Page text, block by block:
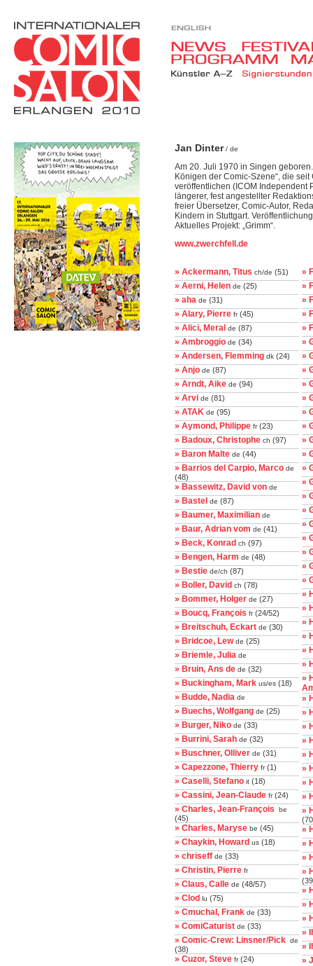
Jan Dinter/ de
Am 20. Juli 1970 in Singen
Königen der Comic-Szene“, die
veröffentlichen (ICOM Independent
längerer, fest angestellter
freier Übersetzer, Comic-Autor,
Kindern in Stuttgart.
Aktuelles Projekt: „Grimm“.
www.zwerchfell.de
» Ackermann, Titus ch/de (51)
» Aerni, Helen de (25)
» aha de (31)
» Alary, Pierre fr(45)
» Alici, Meral de (87)
» Ambroggio de (34)
» Andersen, Flemming dk (24)
» Anjo de (87)
» Arndt, Aike de (94)
» Arvi de (81)
» ATAK de (95)
» Aymond, Philippe fr(23)
» Badoux, Christophe ch (97)
» Baron Malte de (44)
» Barrios del Carpio, Marco de
(48)
» Bassewitz, David von de
» Bastel de (87)
» Baumer, Maximilian de
» Baur, Adrian vom de (41)
» Beck, Konrad ch (97)
» Bengen, Harm de (48)
» Bestie de/ch (87)
» Boller, David ch (78)
» Bommer, Holger de (27)
» Boucq, François fr(24/52)
» Breitschuh, Eckart de (30)
» Bridcoe, Lewde (25)
» Briemle, Julia de
» Bruin, Ans de de (32)
» Buckingham, Mark us/es (18)
» Budde, Nadia de
» Buechs, Wolfgang de (25)
» Burger, Niko de (33)
» Burrini, Sarah de (32)
» Buschner, Olliver de (31)
» Capezzone, Thierry fr(1)
» Caselli, Stefano it (18)
» Cassini, Jean-Claude fr(24)
» Charles, Jean-François be
(45)
» Charles, Maryse be (45)
» Chaykin, Howard us (18)
» chriseff de (33)
» Christin, Pierre fr
» Claus, Calle de (48/57)
» Clod lu (75)
» Cmuchal, Frank de (33)
» ComiCaturist de (33)
» Comic-Crew: Linsner/Pick de
(38)
» Cuzor, Steve fr(24)
»
»
»
»
»
»
»
»
»
»
»
»
»
»
»
»
»
»
»
»
»
»
»
»
»
»
»
»
»
»
»
»
»
»
»
»
»
»
»
»
»
»
»
»
»
»
»
»
»